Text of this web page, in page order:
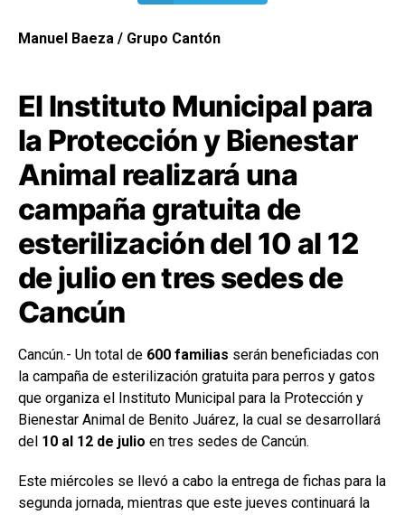
Manuel Baeza / Grupo Cantón
El Instituto Municipal para
la Protección y Bienestar
Animal realizará una
campaña gratuita de
esterilización del 10 al 12
de julio en tres sedes de
Cancún
Cancún.- Un total de 600 familias serán beneficiadas con
la campaña de esterilización gratuita para perros y gatos
que organiza el Instituto Municipal para la Protección y
Bienestar Animal de Benito Juárez, la cual se desarrollará
del 10 al 12 de julio en tres sedes de Cancún.
Este miércoles se llevó a cabo la entrega de fichas para la
segunda jornada, mientras que este jueves continuará la